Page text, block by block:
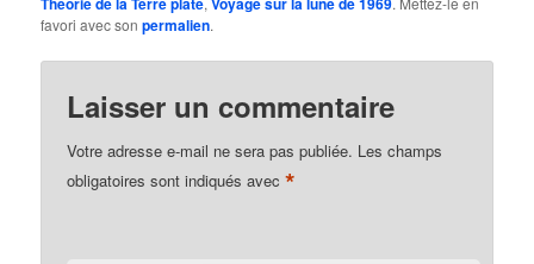
favori avec sonpermalien.
Laisser un commentaire
Votre adresse e-mail ne sera pas publiée. Les champs
obligatoires sont indiqués avec*